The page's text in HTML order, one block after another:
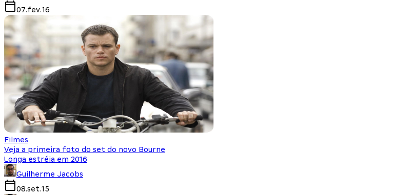
07.fev.16
Filmes
Veja a primeira foto do set do novo Bourne
Longa estréia em 2016
Guilherme Jacobs
08.set.15